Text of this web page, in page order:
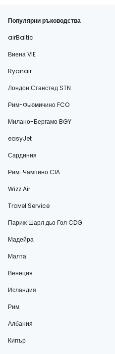
Популярни ръководства
airBaltic
Виена VIE
Ryanair
Лондон Станстед STN
Рим-Фьюмичино FCO
Милано-Бергамо BGY
easyJet
Сардиния
Рим-Чампино CIA
Wizz Air
Travel Service
Париж Шарл дьо Гол CDG
Мадейра
Малта
Венеция
Исландия
Рим
Албания
Кипър